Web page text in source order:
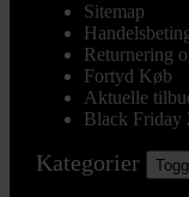
Sitemap
Returnering
Fortyd Køb
Aktuelle
Black Friday
Kategorier